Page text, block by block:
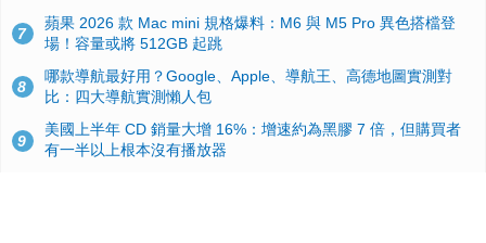
7
蘋果 2026 款 Mac mini 規格爆料：M6 與 M5 Pro 異色搭檔登
場！容量或將 512GB 起跳
8
哪款導航最好用？Google、Apple、導航王、高德地圖實測對
比：四大導航實測懶人包
9
美國上半年 CD 銷量大增 16%：增速約為黑膠 7 倍，但購買者
有一半以上根本沒有播放器